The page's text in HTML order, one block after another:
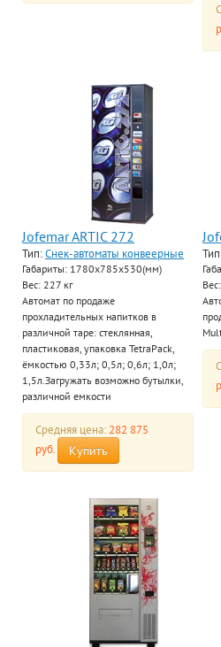
Jofemar ARTIC 272
Тип:Снек-автоматы конвеерные
Габариты: 1780x785x530(мм)
Вес: 227 кг
Автомат по продаже
прохладительных напитков в
различной таре: стеклянная,
пластиковая, упаковка TetraPack,
ёмкостью 0,33л; 0,5л; 0,6л; 1,0л;
1,5л.Загружать возможно бутылки,
различной емкости
Средняя цена: 282 875
руб.
Купить